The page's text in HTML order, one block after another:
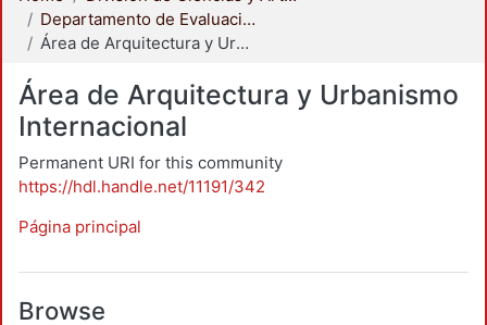
Departamento de Evaluación del Diseño en el Tiempo
Área de Arquitectura y Urbanismo Internacional
Área de Arquitectura y Urbanismo
Internacional
Permanent URI for this community
https://hdl.handle.net/11191/342
Página principal
Browse